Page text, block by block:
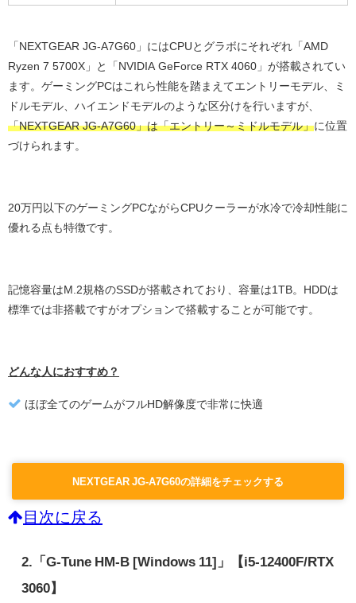
「NEXTGEAR JG-A7G60」にはCPUとグラボにそれぞれ「AMD
Ryzen 7 5700X」と「NVIDIA GeForce RTX 4060」が搭載されてい
ます。ゲーミングPCはこれら性能を踏まえてエントリーモデル、ミ
ドルモデル、ハイエンドモデルのような区分けを行いますが、
「NEXTGEAR JG-A7G60」は「エントリー～ミドルモデル」に位置
づけられます。
20万円以下のゲーミングPCながらCPUクーラーが水冷で冷却性能に
優れる点も特徴です。
記憶容量はM.2規格のSSDが搭載されており、容量は1TB。HDDは
標準では非搭載ですがオプションで搭載することが可能です。
どんな人におすすめ？
ほぼ全てのゲームがフルHD解像度で非常に快適
NEXTGEAR JG-A7G60の詳細をチェックする
目次に戻る
2.「G-Tune HM-B [Windows 11]」【i5-12400F/RTX
3060】